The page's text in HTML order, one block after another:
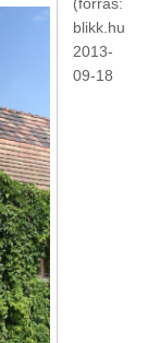
blikk.hu
2013-
09-18